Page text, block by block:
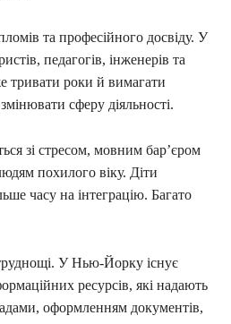
та професійного досвіду. У
педагогів, інженерів та
тривати роки й вимагати
сферу діяльності.
зі стресом, мовним бар’єром
похилого віку. Діти
часу на інтеграцію. Багато
У Нью-Йорку існує
ресурсів, які надають
оформленням документів,